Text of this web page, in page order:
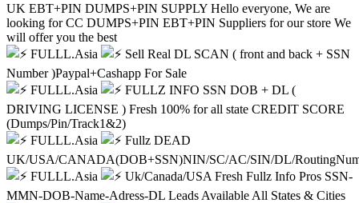
UK EBT+PIN DUMPS+PIN SUPPLY Hello everyone, We are
looking for CC DUMPS+PIN EBT+PIN Suppliers for our store We
will offer you the best
FULLL.Asia
Sell Real DL SCAN ( front and back + SSN
Number )Paypal+Cashapp For Sale
FULLL.Asia
FULLZ INFO SSN DOB + DL (
DRIVING LICENSE ) Fresh 100% for all state CREDIT SCORE
(Dumps/Pin/Track1&2)
FULLL.Asia
Fullz DEAD
UK/USA/CANADA(DOB+SSN)NIN/SC/AC/SIN/DL/
FULLL.Asia
Uk/Canada/USA Fresh Fullz Info Pros SSN-
MMN-DOB-Name-Adress-DL Leads Available All States & Cities